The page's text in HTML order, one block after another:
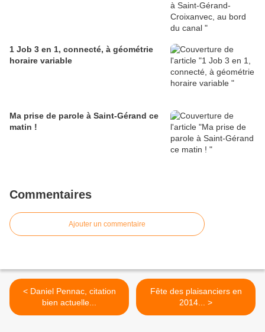
1 Job 3 en 1, connecté, à géométrie
horaire variable
Ma prise de parole à Saint-Gérand ce
matin !
Commentaires
Ajouter un commentaire
< Daniel Pennac, citation
bien actuelle...
Fête des plaisanciers en
2014... >